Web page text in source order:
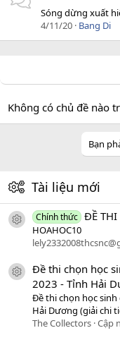
4/11/20 Bang Di
Không có chủ đề nào
Bạn
Tài liệu mới
icon tài liệu
Chính thức ĐỀ THI
HOAHOC10
icon tài liệu
Đề thi chọn học
2023 - Tỉnh Hải
Đề thi chọn học sinh
Hải Dương (giải chi
The Collectors Cập